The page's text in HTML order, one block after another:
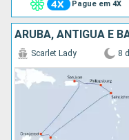
Pague em 4X
Scarlet Lady 8 d